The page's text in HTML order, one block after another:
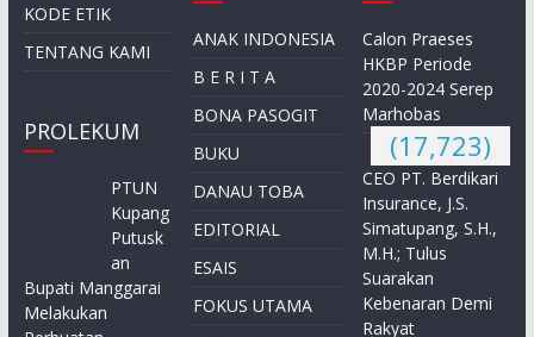
KODE ETIK
TENTANG KAMI
PROLEKUM
PTUN
Kupang
Putusk
an
Bupati Manggarai
Melakukan
ANAK INDONESIA
B E R I T A
BONA PASOGIT
BUKU
DANAU TOBA
EDITORIAL
ESAIS
FOKUS UTAMA
Calon Praeses
HKBP Periode
2020-2024 Serep
Marhobas
(17,723)
CEO PT. Berdikari
Insurance, J.S.
Simatupang, S.H.,
M.H.; Tulus
Suarakan
Kebenaran Demi
Rakyat